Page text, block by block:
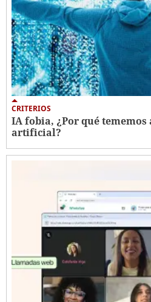
CRITERIOS
IA fobia, ¿Por qué
artificial?